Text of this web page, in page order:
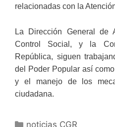
relacionadas con la
La Dirección General de
Control Social, y la
República, siguen
del Poder Popular así
y el manejo de los
ciudadana.
noticias CGR